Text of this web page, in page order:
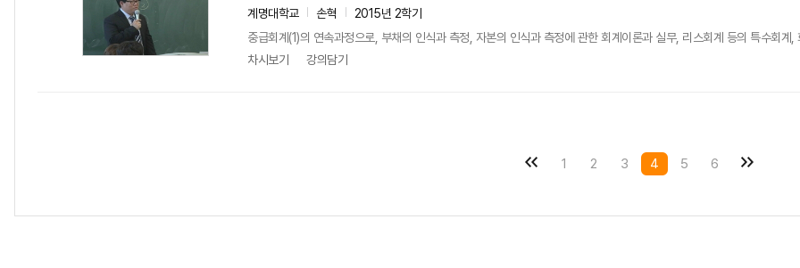
계명대학교 손혁
2015년 2학기
중급회계(1)의 연속과정으로, 부채의 인식과 측정, 자본의 인식과 측정에 관한 회계이론과 실무, 리스회계 등의 특수회
차시보기
강의담기
1 2 3 4 5 6